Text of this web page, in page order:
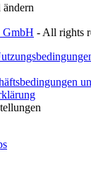
GmbH - All rights